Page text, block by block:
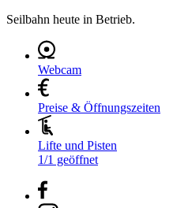
Seilbahn heute in Betrieb.
Webcam
Preise & Öffnungszeiten
Lifte und Pisten
1/1 geöffnet